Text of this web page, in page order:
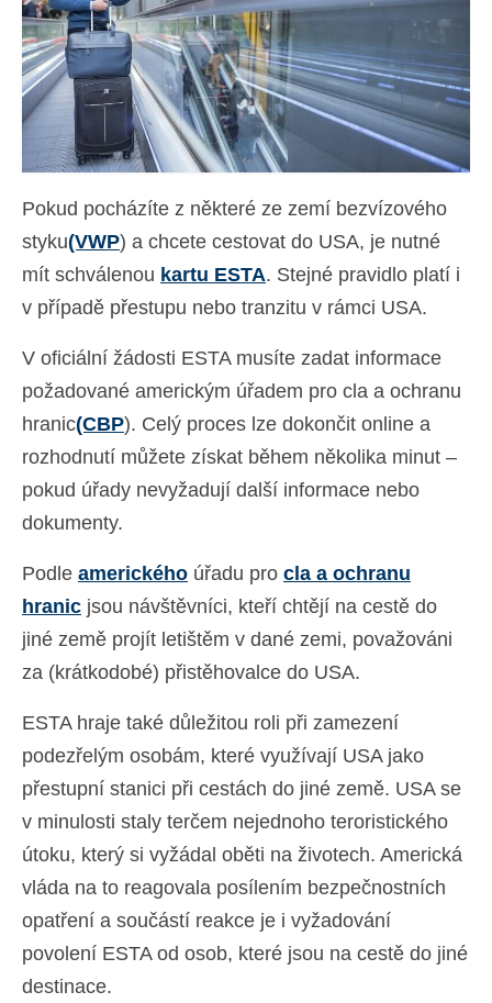
Čeština
Hrvatski(Chorvatský)
Dansk(Dánský)
Nederlands(Holandský
English (Angličtina )
Eesti( Estonština)
Suomi Finský
Deutsch(Němec)
Ελληνικά (Řečtina)
Hebrejština )
Magyar
Italiano(Ital)
日本語(Japonský)
Polski( Polský)
Português (Portugalština ( Portugalsko))
Slovenčina Slovenština
Slovenščina (Slovinština )
Español(Španělský)
Pokud pocházíte z některé ze zemí bezvízového
styku(VWP) a chcete cestovat do USA, je nutné
mít schválenou kartu ESTA. Stejné pravidlo platí i
v případě přestupu nebo tranzitu v rámci USA.
V oficiální žádosti ESTA musíte zadat informace
požadované americkým úřadem pro cla a ochranu
hranic(CBP). Celý proces lze dokončit online a
rozhodnutí můžete získat během několika minut –
pokud úřady nevyžadují další informace nebo
dokumenty.
Podle amerického úřadu pro cla a ochranu
hranic jsou návštěvníci, kteří chtějí na cestě do
jiné země projít letištěm v dané zemi, považováni
za (krátkodobé) přistěhovalce do USA.
ESTA hraje také důležitou roli při zamezení
podezřelým osobám, které využívají USA jako
přestupní stanici při cestách do jiné země. USA se
v minulosti staly terčem nejednoho teroristického
útoku, který si vyžádal oběti na životech. Americká
vláda na to reagovala posílením bezpečnostních
opatření a součástí reakce je i vyžadování
povolení ESTA od osob, které jsou na cestě do jiné
destinace.